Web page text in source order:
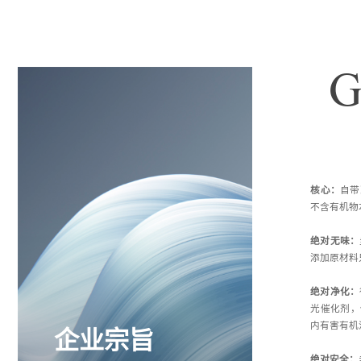
企业宗旨
核心：
自
不含有机
绝对无味：
添加原材
绝对净化：
光催化剂
内有害有
绝对安全：